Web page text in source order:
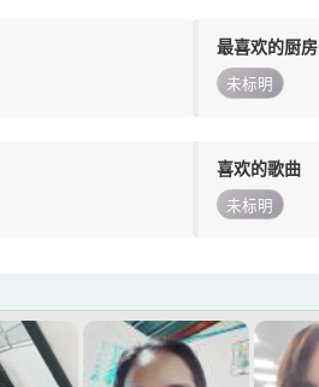
最喜欢的厨房
未标明
喜欢的歌曲
未标明